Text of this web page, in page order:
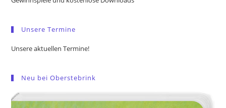
Unsere Termine
Unsere aktuellen Termine!
Neu bei Oberstebrink